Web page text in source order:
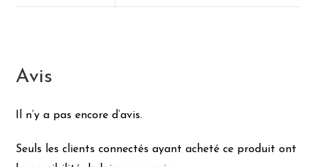
Avis
Il n’y a pas encore d’avis.
Seuls les clients connectés ayant acheté ce produit ont